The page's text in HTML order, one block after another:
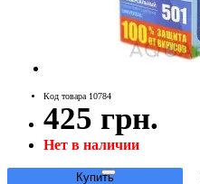
Код товара 10784
425 грн.
Нет в наличии
Купить